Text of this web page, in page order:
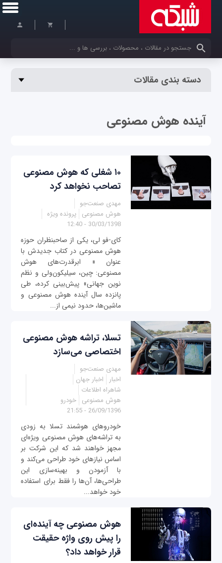
کلمات کلیدی خود را وارد کنید
دسته بندی مقالات
آینده هوش مصنوعی
۱۰ شغلی که هوش مصنوعی
تصاحب نخواهد کرد
مهدی صنعت‌جو
هوش مصنوعی پرونده ویژه
30/03/1398 - 12:40
کای-فو لی، یکی از صاحبنظران حوزه
هوش مصنوعی در کتاب جدیدش با
عنوان « ابرقدرت‌های هوش
مصنوعی: چین، سیلیکون‌ولی و نظم
نوین جهانی» پیش‌بینی کرده، طی
پانزده سال آینده هوش مصنوعی و
ماشین‌ها، حدود نیمی از...
تسلا، تراشه هوش مصنوعی
اختصاصی می‌سازد
مهدی صنعت‌جو
اخبار
اخبار جهان
شاهراه اطلاعات
هوش مصنوعی خودرو
26/09/1396 - 21:55
خودروهای هوشمند تسلا به زودی
به تراشه‌های هوش مصنوعی ویژه‌ای
مجهز خواهند شد که این شرکت بر
اساس نیازهای خود طراحی می‌کند و
با آزمودن و بهینه‌سازی این
طراحی‌ها، آن‌ها را فقط برای استفاده
خود خواهد...
هوش مصنوعی چه آینده‌ای
را پیش ‌روی واژه حقیقت
قرار خواهد داد؟